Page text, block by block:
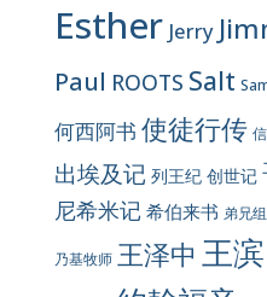
Esther Jerry
Paul ROOTS Salt
何西阿书 使徒行传
出埃及记 列王纪 创世记
尼希米记 希伯来书 弟兄组
乃基牧师 王泽中 王滨